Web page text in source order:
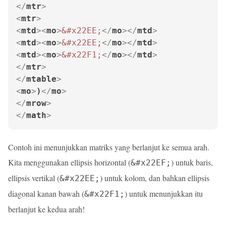
</mtr>
<mtr>
<mtd><mo>&#x22EE; </mo></mtd>
<mtd><mo>&#x22EE; </mo></mtd>
<mtd><mo>&#x22F1; </mo></mtd>
</mtr>
</mtable>
<mo> )</mo>
</mrow>
</math>
Contoh ini menunjukkan matriks yang berlanjut ke semua arah.
Kita menggunakan ellipsis horizontal (&#x22EF; ) untuk baris,
ellipsis vertikal (&#x22EE; ) untuk kolom, dan bahkan ellipsis
diagonal kanan bawah (&#x22F1; ) untuk menunjukkan itu
berlanjut ke kedua arah!